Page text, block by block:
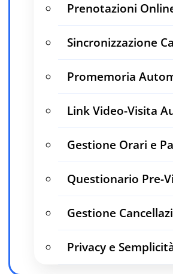
Prenotazioni
Sincronizzazione
Promemoria
Link Video-Visita
Gestione Orari e
Questionario Pre-
Gestione
Privacy e